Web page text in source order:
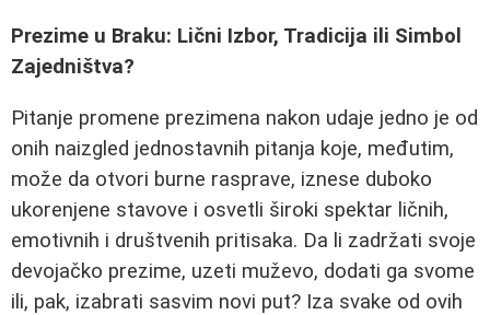
Prezime u Braku: Lični Izbor, Tradicija ili Simbol
Zajedništva?
Pitanje promene prezimena nakon udaje jedno je od
onih naizgled jednostavnih pitanja koje, međutim,
može da otvori burne rasprave, iznese duboko
ukorenjene stavove i osvetli široki spektar ličnih,
emotivnih i društvenih pritisaka. Da li zadržati svoje
devojačko prezime, uzeti muževo, dodati ga svome
ili, pak, izabrati sasvim novi put? Iza svake od ovih